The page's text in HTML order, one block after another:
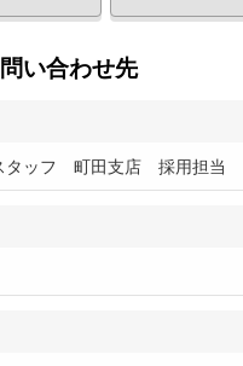
い合わせ先
タッフ 町田支店 採用担当